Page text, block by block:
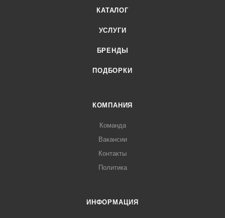
КАТАЛОГ
УСЛУГИ
БРЕНДЫ
ПОДБОРКИ
КОМПАНИЯ
Команда
Вакансии
Контакты
Политика
ИНФОРМАЦИЯ